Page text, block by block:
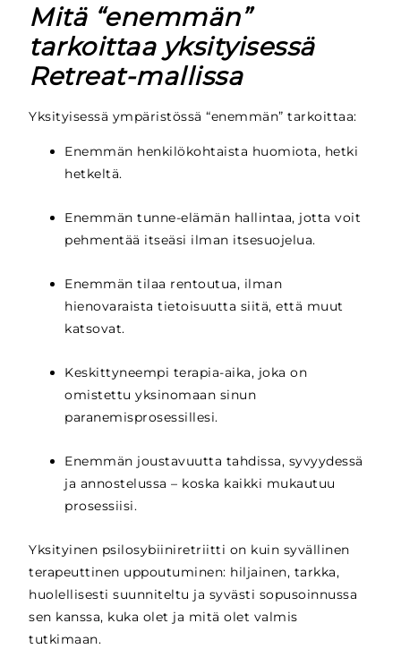
Mitä “enemmän”
tarkoittaa yksityisessä
Retreat-mallissa
Yksityisessä ympäristössä “enemmän” tarkoittaa:
Enemmän henkilökohtaista huomiota, hetki
hetkeltä.
Enemmän tunne-elämän hallintaa, jotta voit
pehmentää itseäsi ilman itsesuojelua.
Enemmän tilaa rentoutua, ilman
hienovaraista tietoisuutta siitä, että muut
katsovat.
Keskittyneempi terapia-aika, joka on
omistettu yksinomaan sinun
paranemisprosessillesi.
Enemmän joustavuutta tahdissa, syvyydessä
ja annostelussa – koska kaikki mukautuu
prosessiisi.
Yksityinen psilosybiiniretriitti on kuin syvällinen
terapeuttinen uppoutuminen: hiljainen, tarkka,
huolellisesti suunniteltu ja syvästi sopusoinnussa
sen kanssa, kuka olet ja mitä olet valmis
tutkimaan.